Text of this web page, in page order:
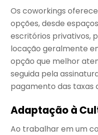
Os coworkings
opções, desde
escritórios privativos,
locação geralmente
opção que melhor
seguida pela
pagamento das taxas
Adaptação à
Ao trabalhar em um